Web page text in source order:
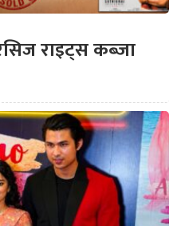
राइट्स कब्जा